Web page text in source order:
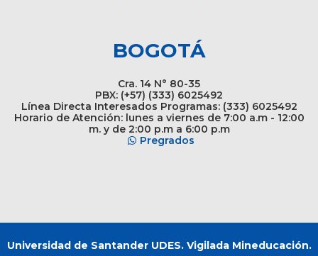
BOGOTÁ
Cra. 14 N° 80-35
PBX: (+57) (333) 6025492
Línea Directa Interesados Programas: (333) 6025492
Horario de Atención: lunes a viernes de 7:00 a.m - 12:00
m. y de 2:00 p.m a 6:00 p.m
Pregrados
Universidad de Santander UDES. Vigilada Mineducación.